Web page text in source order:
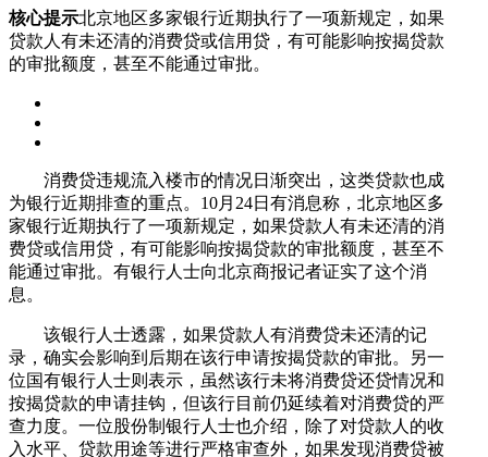
核心提示北京地区多家银行近期执行了一项新规定，如果
贷款人有未还清的消费贷或信用贷，有可能影响按揭贷款
的审批额度，甚至不能通过审批。
消费贷违规流入楼市的情况日渐突出，这类贷款也成
为银行近期排查的重点。10月24日有消息称，北京地区多
家银行近期执行了一项新规定，如果贷款人有未还清的消
费贷或信用贷，有可能影响按揭贷款的审批额度，甚至不
能通过审批。有银行人士向北京商报记者证实了这个消
息。
该银行人士透露，如果贷款人有消费贷未还清的记
录，确实会影响到后期在该行申请按揭贷款的审批。另一
位国有银行人士则表示，虽然该行未将消费贷还贷情况和
按揭贷款的申请挂钩，但该行目前仍延续着对消费贷的严
查力度。一位股份制银行人士也介绍，除了对贷款人的收
入水平、贷款用途等进行严格审查外，如果发现消费贷被